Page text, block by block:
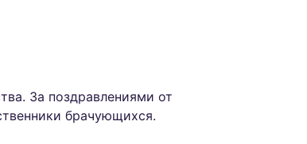
За поздравлениями от
брачующихся.